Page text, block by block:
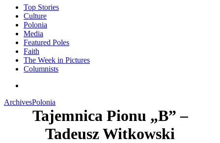
search
Menu
Top Stories
Culture
Polonia
Media
Featured Poles
Faith
The Week in Pictures
Columnists
ArchivesPolonia
Tajemnica Pionu „B” –
Tadeusz Witkowski